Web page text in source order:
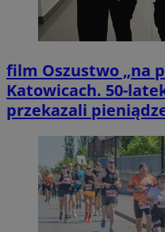
film Oszustwo „na
Katowicach. 50-
przekazali